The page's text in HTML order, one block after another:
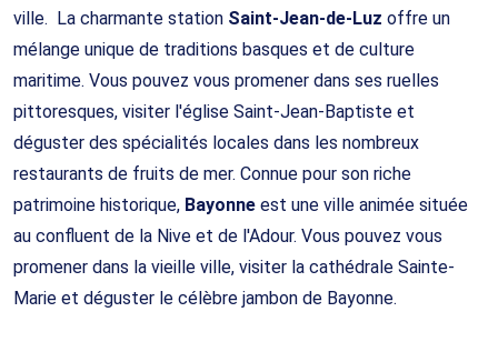
ville. La charmante station Saint-Jean-de-Luz offre un
mélange unique de traditions basques et de culture
maritime. Vous pouvez vous promener dans ses ruelles
pittoresques, visiter l'église Saint-Jean-Baptiste et
déguster des spécialités locales dans les nombreux
restaurants de fruits de mer. Connue pour son riche
patrimoine historique, Bayonne est une ville animée située
au confluent de la Nive et de l'Adour. Vous pouvez vous
promener dans la vieille ville, visiter la cathédrale Sainte-
Marie et déguster le célèbre jambon de Bayonne.